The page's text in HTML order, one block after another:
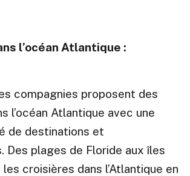
l’océan Atlantique :
compagnies proposent des
l’océan Atlantique avec une
de destinations et
Des plages de Floride aux îles
croisières dans l’Atlantique en